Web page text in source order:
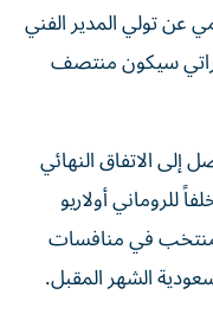
عن تولي المدير الفني
سيكون منتصف
الاتفاق النهائي
للروماني أولاريو
في منافسات
الشهر المقبل.